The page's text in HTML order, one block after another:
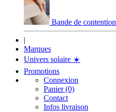
Bande de contention
|
Marques
Univers solaire ☀️
Promotions
Connexion
Panier (0)
Contact
Infos livraison